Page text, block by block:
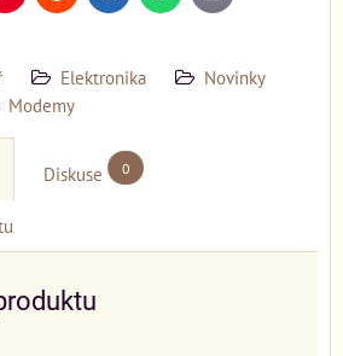
mail
Elektronika
Novinky
Modemy
Diskuse 0